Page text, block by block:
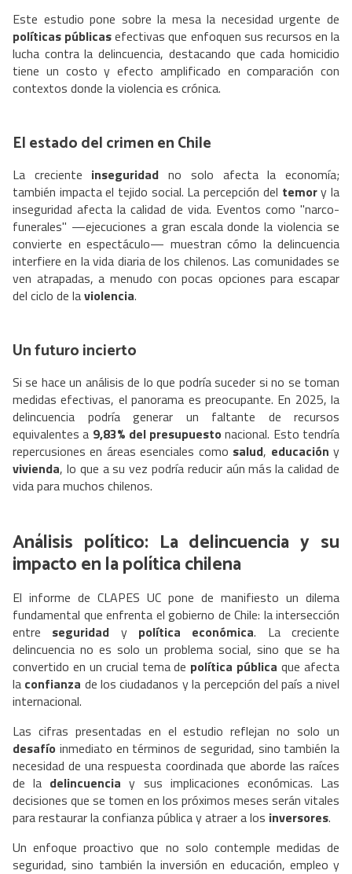
Este estudio pone sobre la mesa la necesidad urgente de
políticas públicasefectivas que enfoquen sus recursos en la
lucha contra la delincuencia, destacando que cada homicidio
tiene un costo y efecto amplificado en comparación con
contextos donde la violencia es crónica.
El estado del crimen en Chile
La creciente inseguridad no solo afecta la economía;
también impacta el tejido social. La percepción del temory la
inseguridad afecta la calidad de vida. Eventos como "narco-
funerales" —ejecuciones a gran escala donde la violencia se
convierte en espectáculo— muestran cómo la delincuencia
interfiere en la vida diaria de los chilenos. Las comunidades se
ven atrapadas, a menudo con pocas opciones para escapar
del ciclo de laviolencia.
Un futuro incierto
Si se hace un análisis de lo que podría suceder si no se toman
medidas efectivas, el panorama es preocupante. En 2025, la
delincuencia podría generar un faltante de recursos
equivalentes a 9,83% del presupuesto nacional. Esto tendría
repercusiones en áreas esenciales como salud, educación y
vivienda, lo que a su vez podría reducir aún más la calidad de
vida para muchos chilenos.
Análisis político: La delincuencia y su
impacto en la política chilena
El informe de CLAPES UC pone de manifiesto un dilema
fundamental que enfrenta el gobierno de Chile: la intersección
entre seguridad y política económica. La creciente
delincuencia no es solo un problema social, sino que se ha
convertido en un crucial tema de política pública que afecta
la confianza de los ciudadanos y la percepción del país a nivel
internacional.
Las cifras presentadas en el estudio reflejan no solo un
desafío inmediato en términos de seguridad, sino también la
necesidad de una respuesta coordinada que aborde las raíces
de la delincuencia y sus implicaciones económicas. Las
decisiones que se tomen en los próximos meses serán vitales
para restaurar la confianza pública y atraer a los inversores.
Un enfoque proactivo que no solo contemple medidas de
seguridad, sino también la inversión en educación, empleo y